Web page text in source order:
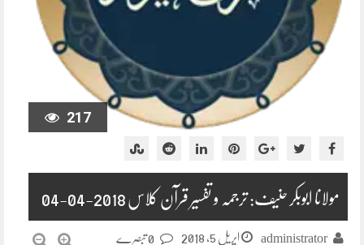
217
مولانا ابوبکر حنیف: ترجمہ و تفسیر قرآن کلاس 2018-04-04
administrator اپریل 5, 2018